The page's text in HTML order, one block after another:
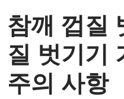
참깨 껍질
질 벗기기
주의 사항